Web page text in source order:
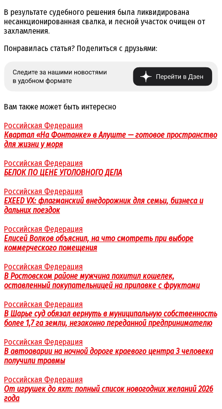
В результате судебного решения была ликвидирована
несанкционированная свалка, и лесной участок очищен от
захламления.
Понравилась статья? Поделиться с друзьями:
Вам также может быть интересно
Российская Федерация
Квартал «На Фонтанке» в Алуште — готовое пространство
для жизни у моря
Российская Федерация
БЕЛОК ПО ЦЕНЕ УГОЛОВНОГО ДЕЛА
Российская Федерация
EXEED VX: флагманский внедорожник для семьи, бизнеса и
дальних поездок
Российская Федерация
Елисей Волков объяснил, на что смотреть при выборе
коммерческого помещения
Российская Федерация
В Ростовском районе мужчина похитил кошелек,
оставленный покупательницей на прилавке с фруктами
Российская Федерация
В Шарье суд обязал вернуть в муниципальную собственность
более 1,7 га земли, незаконно переданной предпринимателю
Российская Федерация
В автоаварии на ночной дороге краевого центра 3 человека
получили травмы
Российская Федерация
От игрушек до яхт: полный список новогодних желаний 2026
года